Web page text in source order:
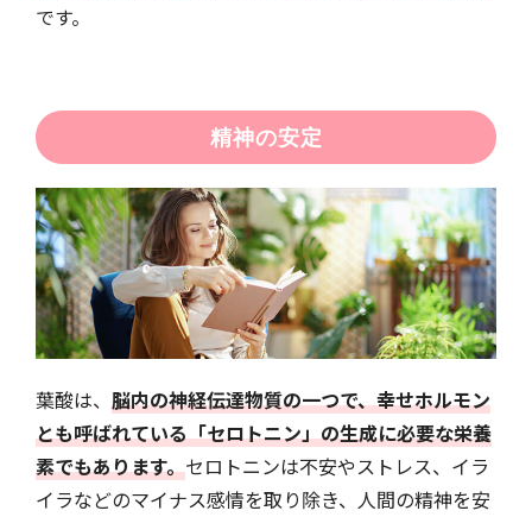
です。
精神の安定
葉酸は、 脳内の神経伝達物質の一つで、幸せホルモン
とも呼ばれている「セロトニン」の生成に必要な栄養
素でもあります。セロトニンは不安やストレス、イラ
イラなどのマイナス感情を取り除き、人間の精神を安